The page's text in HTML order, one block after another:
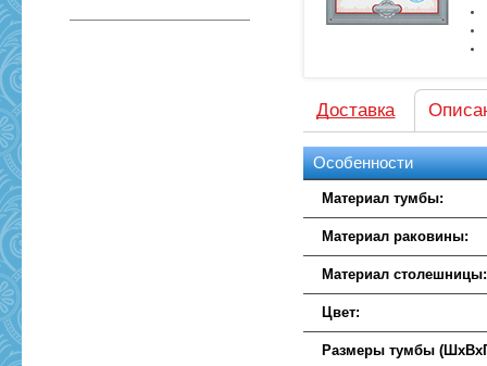
Доставка
Особенности
Материал тумбы:
Материал раковины:
Материал столешницы:
Цвет:
Размеры тумбы